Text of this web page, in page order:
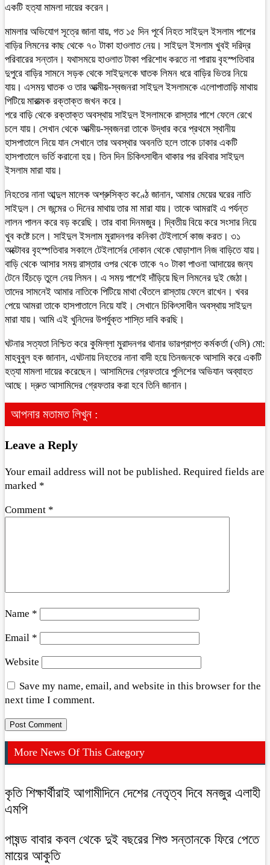
একটি হত্যা মামলা দায়ের করেন।
মামলার অভিযোগ সূত্রে জানা যায়, গত ১৫ দিন পূর্বে নিহত সাইদুল ইসলাম পাশের
বাড়ির লিমনের কাছ থেকে ৭০ টাকা হাওলাত নেয়। সাইদুল ইসলাম খুবই দরিদ্র
পরিবারের সন্তান। যথাসময়ে হাওলাত টাকা পরিশোধ করতে না পারায় বৃহস্পতিবার
দুপুরে বাড়ির সামনে সড়ক থেকে সাইদুলকে ঘাতক লিমন ধরে বাড়ির ভিতর নিয়ে
যায়। এসময় ঘাতক ও তার আত্মীয়-স্বজনরা সাইদুল ইসলামকে এলোপাতাড়ি মাথায়
পিটিয়ে মারাত্মক রক্তাক্ত জখন করে।
পরে বাড়ি থেকে রক্তাক্ত অবস্থায় সাইদুল ইসলামকে রাস্তার পাশে ফেলে রেখে
চলে যায়। সেখান থেকে আত্মীয়-স্বজনরা তাকে উদ্ধার করে প্রথমে স্থানীয়
হাসপাতালে নিয়ে যান সেখানে তার অবস্থার অবনতি হলে তাকে ঢাকার একটি
হাসপাতালে ভর্তি করানো হয়। তিন দিন চিকিৎসাধীন থাকার পর রবিবার সাইদুল
ইসলাম মারা যায়।
নিহতের নানা আব্দুল মালেক অশ্রুসিক্ত কণ্ঠে জানান, আমার মেয়ের ঘরের নাতি
সাইদুল। সে জন্মের ৩ দিনের মাথায় তার মা মারা যায়। তাকে আমরাই এ পর্যন্ত
লালন পালন করে বড় করেছি। তার বাবা দিনমজুর। দ্বিতীয় বিয়ে করে সংসার নিয়ে
খুব কষ্টে চলে। সাইদুল ইসলাম মুরাদনগর কনিকা টেইলার্সে কাজ করত। ৩১
অক্টোবর বৃহস্পতিবার সকালে টেইলার্সের দোকান থেকে ঘোড়াশাল নিজ বাড়িতে যায়।
বাড়ি থেকে আসার সময় রাস্তার ওপর থেকে তাকে ৭০ টাকা পাওনা আদায়ের জন্য
টেনে হিঁচড়ে তুলে নেয় লিমন। এ সময় পাশেই দাঁড়িয়ে ছিল লিমনের দুই জেঠা।
তাদের সামনেই আমার নাতিকে পিটিয়ে মাথা থেঁতলে রাস্তায় ফেলে রাখেন। খবর
পেয়ে আমরা তাকে হাসপাতালে নিয়ে যাই। সেখানে চিকিৎসাধীন অবস্থায় সাইদুল
মারা যায়। আমি এই খুনিদের উপর্যুক্ত শাস্তি দাবি করছি।
ঘটনার সত্যতা নিশ্চিত করে কুমিল্লা মুরাদনগর থানার ভারপ্রাপ্ত কর্মকর্তা (ওসি) মো:
মাহবুবুল হক জানান, এঘটনায় নিহতের নানা বাদী হয়ে তিনজনকে আসামি করে একটি
হত্যা মামলা দায়ের করেছেন। আসামিদের গ্রেফতারে পুলিশের অভিযান অব্যাহত
আছে। দ্রুত আসামিদের গ্রেফতার করা হবে তিনি জানান।
আপনার মতামত লিখুন :
Leave a Reply
Your email address will not be published. Required fields are
marked *
Comment *
Name *
Email *
Website
Save my name, email, and website in this browser for the
next time I comment.
More News Of This Category
কৃতি শিক্ষার্থীরাই আগামীদিনে দেশের নেতৃত্ব দিবে মনজুর এলাহী
এমপি
পাষন্ড বাবার কবল থেকে দুই বছরের শিশু সন্তানকে ফিরে পেতে
মায়ের আকুতি